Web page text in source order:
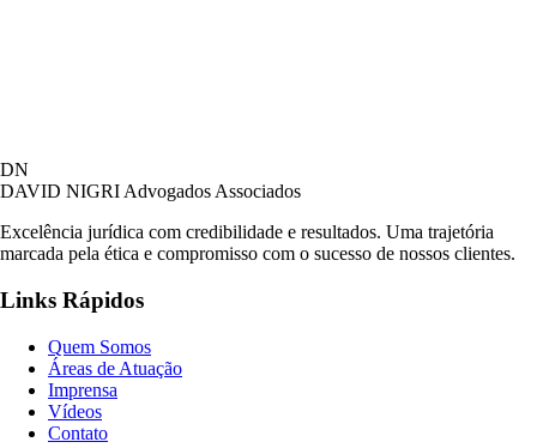
DN
DAVID NIGRI Advogados Associados
Excelência jurídica com credibilidade e resultados. Uma trajetória
marcada pela ética e compromisso com o sucesso de nossos clientes.
Links Rápidos
Quem Somos
Áreas de Atuação
Imprensa
Vídeos
Contato